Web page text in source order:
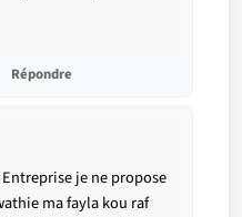
Répondre
je ne propose
ma fayla kou raf